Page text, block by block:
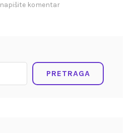
napišite komentar
PRETRAGA